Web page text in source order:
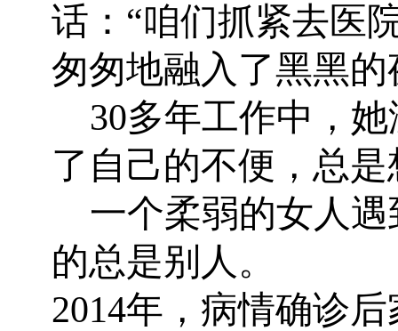
话：“咱们抓紧去医
匆匆地融入了黑黑
30多年工作中，
了自己的不便，总
一个柔弱的女人
的总是别人。
2014年，病情确诊